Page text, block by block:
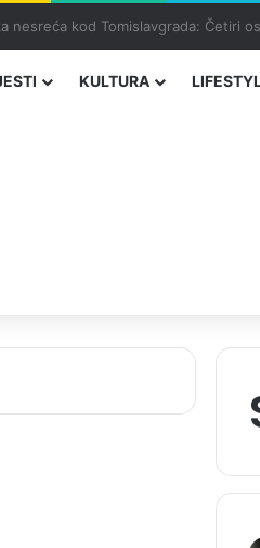
organizatori krijumčarenja
KULTURA